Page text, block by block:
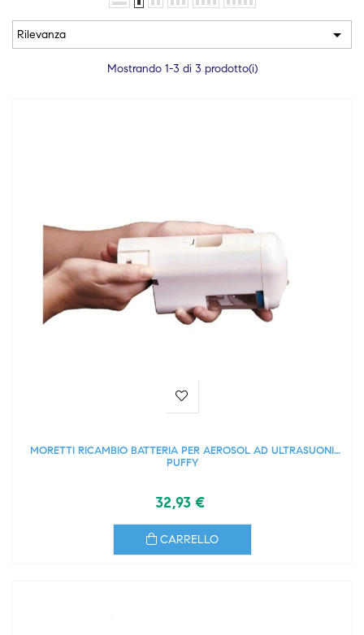
Rilevanza 
Mostrando 1-3 di 3 prodotto(i)
MORETTI RICAMBIO BATTERIA PER AEROSOL AD ULTRASUONI
PUFFY
32,93 €
CARRELLO